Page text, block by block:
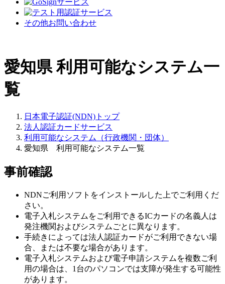
その他お問い合わせ
愛知県 利用可能なシステム一
覧
日本電子認証(NDN)トップ
法人認証カードサービス
利用可能なシステム（行政機関・団体）
愛知県 利用可能なシステム一覧
事前確認
NDNご利用ソフトをインストールした上でご利用くだ
さい。
電子入札システムをご利用できるICカードの名義人は
発注機関およびシステムごとに異なります。
手続きによっては法人認証カードがご利用できない場
合、または不要な場合があります。
電子入札システムおよび電子申請システムを複数ご利
用の場合は、1台のパソコンでは支障が発生する可能性
があります。